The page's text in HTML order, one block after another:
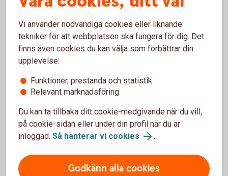
Vad är skillnaden på rörlig och bunden ränta?
Vad betyder bindningstid på bolån?
Vad är effektiv ränta?
Frågor?
Vi använder nödvändiga cookies eller liknande
tekniker för att webbplatsen ska fungera för dig. Det
finns även cookies du kan välja som förbättrar din
upplevelse:
Funktioner, prestanda och statistik
Relevant marknadsföring
Du kan ta tillbaka ditt cookie-medgivande när du vill,
på cookie-sidan eller under din profil när du är
inloggad. Så hanterar vi cookies .
Godkänn alla cookies